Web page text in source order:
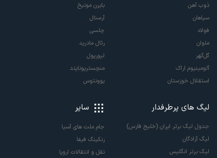
ذوب آهن
سپاهان
فولاد
ملوان
گل‌گهر
آلومینیوم اراک
استقلال خوزستان
بایرن مونیخ
آرسنال
چلسی
رئال مادرید
لیورپول
منچستریونایتد
یوونتوس
لیگ های پرطرفدار
جدول لیگ برتر ایران (خلیج فارس)
لیگ آزادگان
لیگ برتر انگلیس
سایر
جام ملت های آسیا
رنکینگ فیفا
نقل و انتقالات اروپا